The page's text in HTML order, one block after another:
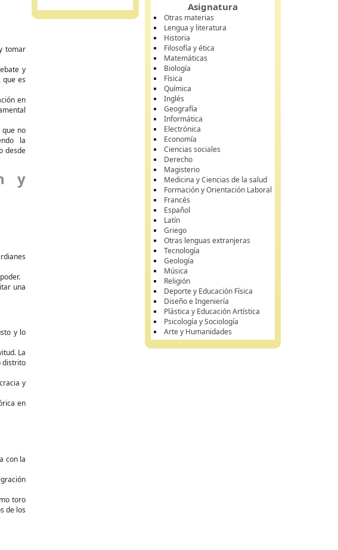
tomar
y
, que es
en
no
la
desde
y
una
y lo
La
distrito
y
en
con la
toro
de los
Asignatura
Otras materias
Lengua y literatura
Historia
Filosofía y ética
Matemáticas
Biología
Física
Química
Inglés
Geografía
Informática
Electrónica
Economía
Ciencias sociales
Derecho
Magisterio
Medicina y Ciencias de la salud
Formación y Orientación Laboral
Francés
Español
Latín
Griego
Otras lenguas extranjeras
Tecnología
Geología
Música
Religión
Deporte y Educación Física
Diseño e Ingeniería
Plástica y Educación Artística
Psicología y Sociología
Arte y Humanidades